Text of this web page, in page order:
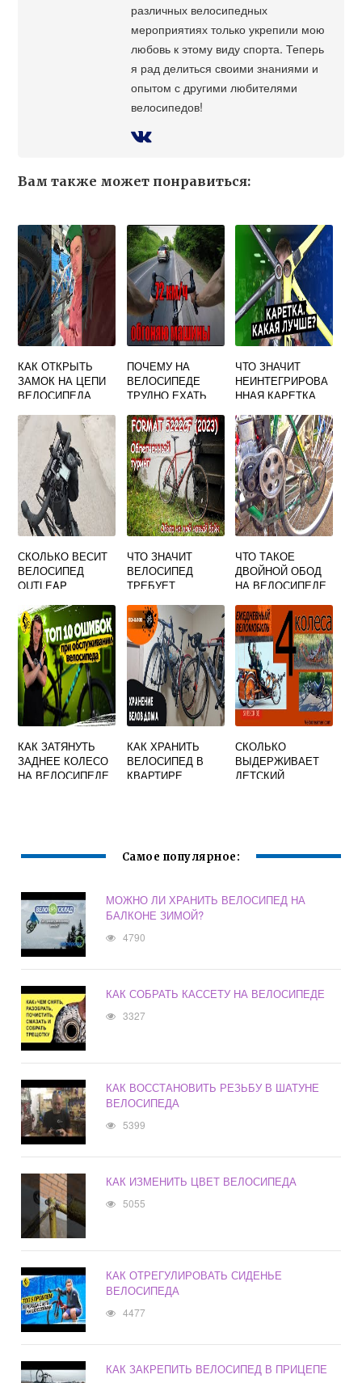
различных велосипедных
мероприятиях только укрепили мою
любовь к этому виду спорта. Теперь
я рад делиться своими знаниями и
опытом с другими любителями
велосипедов!
Вам также может понравиться:
КАК ОТКРЫТЬ
ЗАМОК НА ЦЕПИ
ВЕЛОСИПЕДА
ПОЧЕМУ НА
ВЕЛОСИПЕДЕ
ТРУДНО ЕХАТЬ
ЧТО ЗНАЧИТ
НЕИНТЕГРИРОВА
ННАЯ КАРЕТКА
СКОЛЬКО ВЕСИТ
ВЕЛОСИПЕД
OUTLEAP
ЧТО ЗНАЧИТ
ВЕЛОСИПЕД
ТРЕБУЕТ
СБОРКИ
ЧТО ТАКОЕ
ДВОЙНОЙ ОБОД
НА ВЕЛОСИПЕДЕ
КАК ЗАТЯНУТЬ
ЗАДНЕЕ КОЛЕСО
НА ВЕЛОСИПЕДЕ
КАК ХРАНИТЬ
ВЕЛОСИПЕД В
КВАРТИРЕ
СКОЛЬКО
ВЫДЕРЖИВАЕТ
ДЕТСКИЙ
Самое популярное:
МОЖНО ЛИ ХРАНИТЬ ВЕЛОСИПЕД НА
БАЛКОНЕ ЗИМОЙ?
4790
КАК СОБРАТЬ КАССЕТУ НА ВЕЛОСИПЕДЕ
3327
КАК ВОССТАНОВИТЬ РЕЗЬБУ В ШАТУНЕ
ВЕЛОСИПЕДА
5399
КАК ИЗМЕНИТЬ ЦВЕТ ВЕЛОСИПЕДА
5055
КАК ОТРЕГУЛИРОВАТЬ СИДЕНЬЕ
ВЕЛОСИПЕДА
4477
КАК ЗАКРЕПИТЬ ВЕЛОСИПЕД В ПРИЦЕПЕ